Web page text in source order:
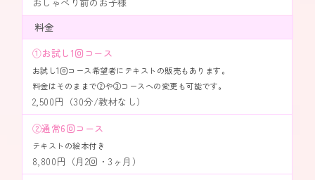
料金
①お試し1回コース
お試し1回コース希望者にテキストの販売もあります。
料金はそのままで②や③コースへの変更も可能です。
2,500円（30分/教材なし）
②通常6回コース
テキストの絵本付き
8,800円（月2回・3ヶ月）